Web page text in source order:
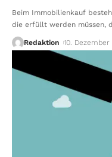
Beim Immobilienkauf
die erfüllt werden müssen,
Redaktion 10. Dezember